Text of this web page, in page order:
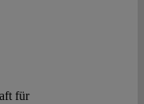
für